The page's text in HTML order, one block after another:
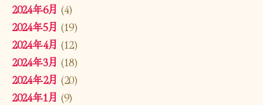
2024年6月 (4)
2024年5月 (19)
2024年4月 (12)
2024年3月 (18)
2024年2月 (20)
2024年1月 (9)